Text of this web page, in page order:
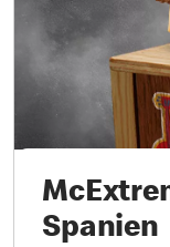
Spanien